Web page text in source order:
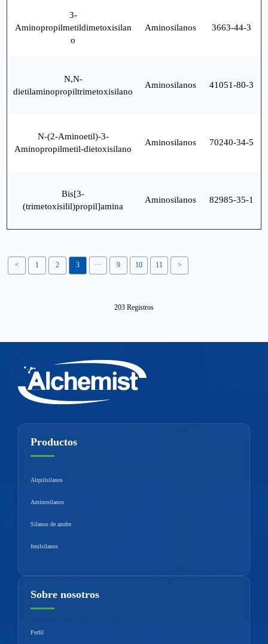
3-
Aminopropilmetildimetoxisilan
o
Aminosilanos 3663-44-3
N,N-
dietilaminopropiltrimetoxisilano
Aminosilanos 41051-80-3
N-(2-Aminoetil)-3-
Aminopropilmetil-dietoxisilano
Aminosilanos 70240-34-5
Bis[3-
(trimetoxisilil)propil]amina
Aminosilanos 82985-35-1
< 1 2 3 ··· 9 10 11 >
203 Registros
Productos
Alquilsilanos
Aminosilanos
Silanos de azufre
fenilsilanos
Sobre nosotros
Perfil